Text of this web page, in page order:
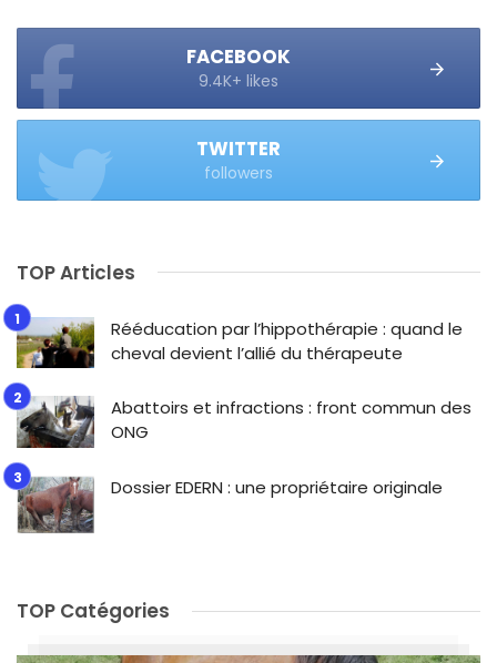
FACEBOOK
9.4K+ likes
TWITTER
followers
TOP Articles
Rééducation par l’hippothérapie : quand le
cheval devient l’allié du thérapeute
Abattoirs et infractions : front commun des
ONG
Dossier EDERN : une propriétaire originale
TOP Catégories